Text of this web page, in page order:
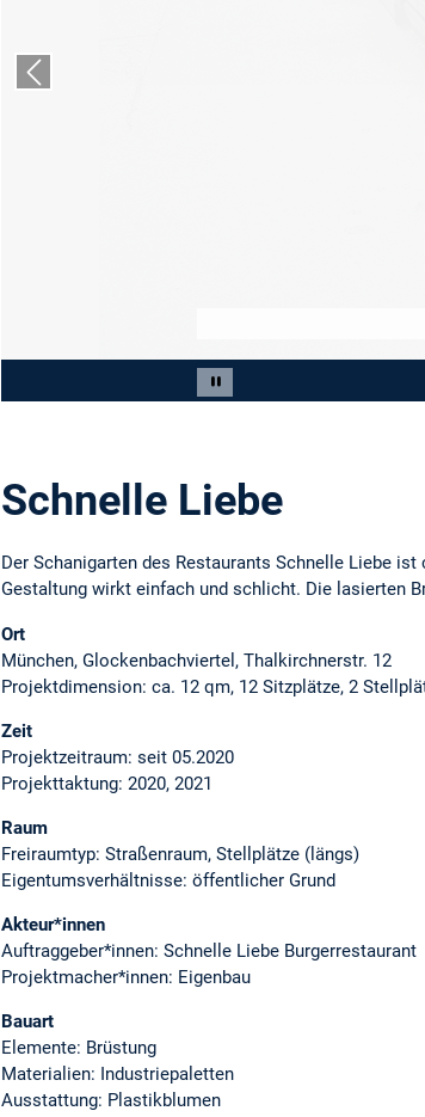
Pause carousel
Previous slide
Schnelle Liebe
Der Schanigarten des Restaurants Schnelle Liebe
Gestaltung wirkt einfach und schlicht. Die lasierten
Ort
München, Glockenbachviertel, Thalkirchnerstr. 12
Projektdimension: ca. 12 qm, 12 Sitzplätze, 2
Zeit
Projektzeitraum: seit 05.2020
Projekttaktung: 2020, 2021
Raum
Freiraumtyp: Straßenraum, Stellplätze (längs)
Eigentumsverhältnisse: öffentlicher Grund
Akteur*innen
Auftraggeber*innen: Schnelle Liebe Burgerrestaurant
Projektmacher*innen: Eigenbau
Bauart
Elemente: Brüstung
Materialien: Industriepaletten
Ausstattung: Plastikblumen